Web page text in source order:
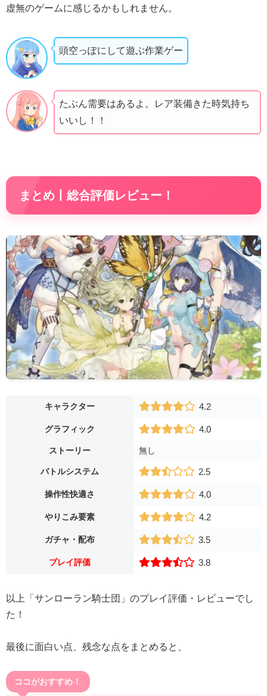
虚無のゲームに感じるかもしれません。
頭空っぽにして遊ぶ作業ゲー
たぶん需要はあるよ。レア装備きた時気持ち
いいし！！
まとめ丨総合評価レビュー！
キャラクター 4.2
グラフィック 4.0
ストーリー 無し
バトルシステム 2.5
操作性快適さ 4.0
やりこみ要素 4.2
ガチャ・配布 3.5
プレイ評価 3.8
以上「サンローラン騎士団」のプレイ評価・レビューでし
た！
最後に面白い点、残念な点をまとめると、
ココがおすすめ！